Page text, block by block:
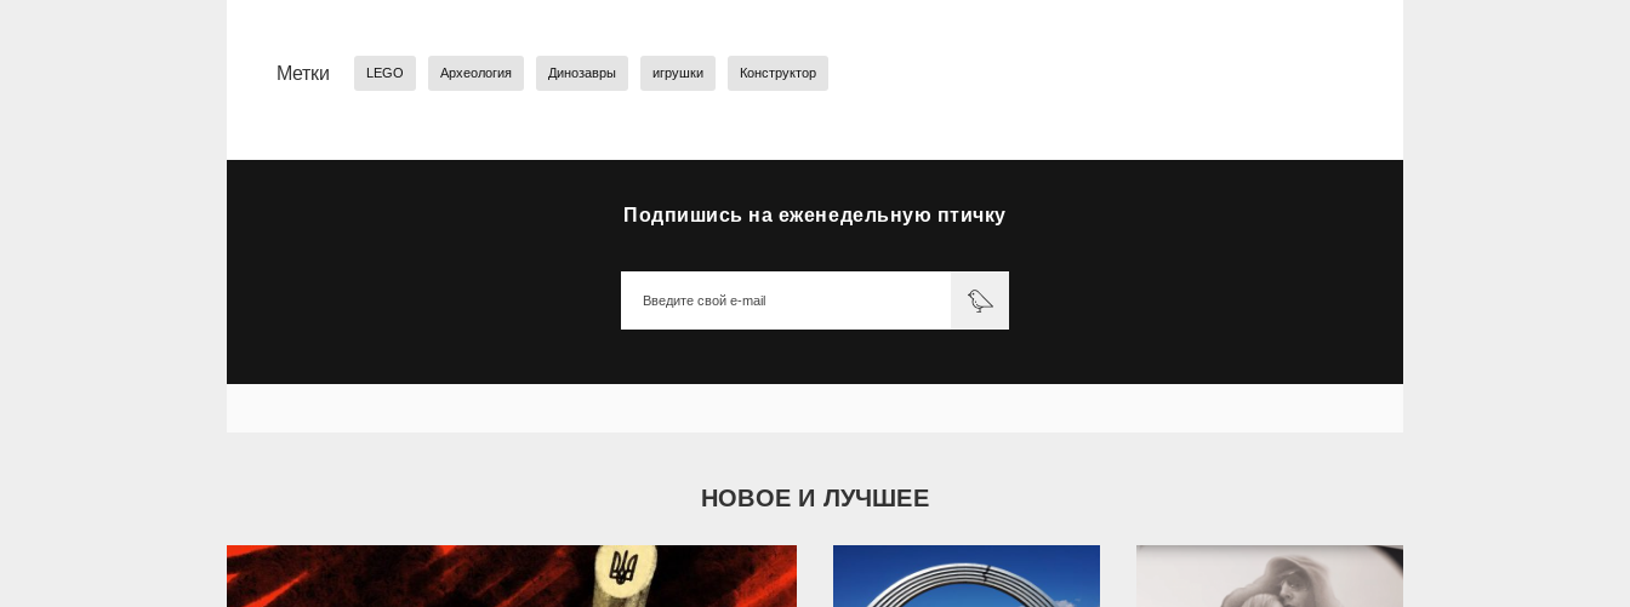
Метки LEGO Археология Динозавры игрушки Конструктор
Подпишись на еженедельную птичку
НОВОЕ И ЛУЧШЕЕ
39 287 9 785